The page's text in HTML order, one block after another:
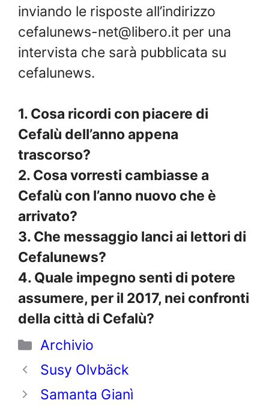
inviando le risposte all’indirizzo
cefalunews-net@libero.it per una
intervista che sarà pubblicata su
cefalunews.
1. Cosa ricordi con piacere di
Cefalù dell’anno appena
trascorso?
2. Cosa vorresti cambiasse a
Cefalù con l’anno nuovo che è
arrivato?
3. Che messaggio lanci ai lettori di
Cefalunews?
4. Quale impegno senti di potere
assumere, per il 2017, nei confronti
della città di Cefalù?
Categorie
Archivio
Susy Olvbäck
Samanta Gianì